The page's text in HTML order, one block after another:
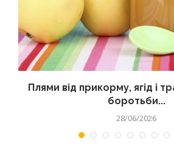
Плями від прикорму, ягід і
боротьби...
28/06/2026